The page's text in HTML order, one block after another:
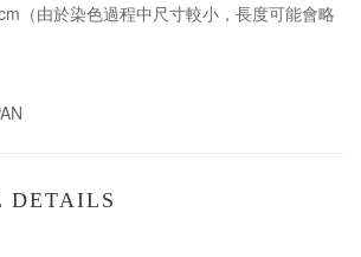
（由於染色過程中尺寸較小，長度可能會略
DETAILS